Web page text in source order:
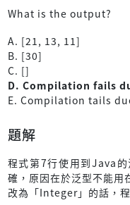
What is the output?
A. [21, 13, 11]
B. [30]
C. []
D. Compilation fails
E. Compilation tails
題解
程式第7行使用到Java
確，原因在於泛型不能用
改為「Integer」的話，